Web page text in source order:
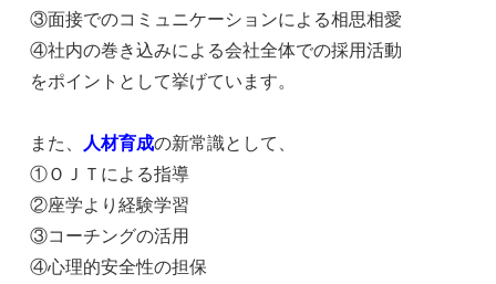
③面接でのコミュニケーションによる相思相愛
④社内の巻き込みによる会社全体での採用活動
をポイントとして挙げています。
また、 人材育成の新常識として、
①ＯＪＴによる指導
②座学より経験学習
③コーチングの活用
④心理的安全性の担保